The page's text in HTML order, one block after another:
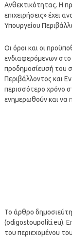
Ανθεκτικότητας. Η
επιχειρήσεις» έχει
Υπουργείου
Οι όροι και οι
ενδιαφερόμενων στο
προδημοσίευσή του
Περιβάλλοντος και
περισσότερο χρόνο
ενημερωθούν και να
Το άρθρο
(odigostoupoliti.eu).
του περιεχομένου